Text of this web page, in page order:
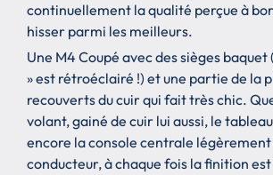
continuellement la qualité perçue à
hisser parmi les meilleurs.
Une M4 Coupé avec des sièges baquet
» est rétroéclairé !) et une partie de la
recouverts du cuir qui fait très chic.
volant, gainé de cuir lui aussi, le
encore la console centrale
conducteur, à chaque fois la finition